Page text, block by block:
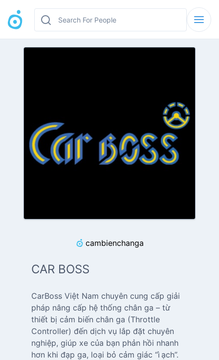
cambienchanga
CAR BOSS
CarBoss Việt Nam chuyên cung cấp giải
pháp nâng cấp hệ thống chân ga – từ
thiết bị cảm biến chân ga (Throttle
Controller) đến dịch vụ lắp đặt chuyên
nghiệp, giúp xe của bạn phản hồi nhanh
hơn khi đạp ga, loại bỏ cảm giác “ì ạch”.